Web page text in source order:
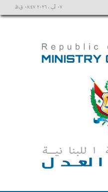
٠٧ آب ، ٢٠٢٦ ٠٨:٤٧ ق.ظ